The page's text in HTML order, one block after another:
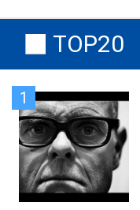
TOP20
1